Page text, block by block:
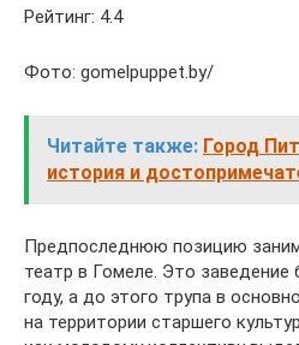
Рейтинг: 4.4
Фото: gomelpuppet.by/
Читайте также: Город
история и
Предпоследнюю позицию
театр в Гомеле. Это
году, а до этого трупа в
на территории старшего